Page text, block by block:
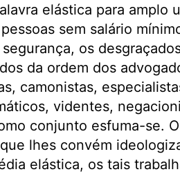
elástica para amplo
sem salário
os
da ordem dos
camonistas,
videntes,
conjunto esfuma-se.
lhes convém
elástica, os tais